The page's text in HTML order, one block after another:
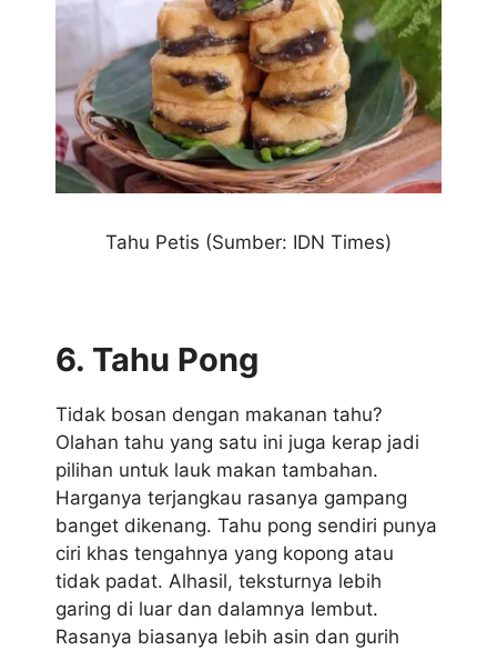
Tahu Petis (Sumber: IDN Times)
6. Tahu Pong
Tidak bosan dengan makanan tahu?
Olahan tahu yang satu ini juga kerap jadi
pilihan untuk lauk makan tambahan.
Harganya terjangkau rasanya gampang
banget dikenang. Tahu pong sendiri punya
ciri khas tengahnya yang kopong atau
tidak padat. Alhasil, teksturnya lebih
garing di luar dan dalamnya lembut.
Rasanya biasanya lebih asin dan gurih